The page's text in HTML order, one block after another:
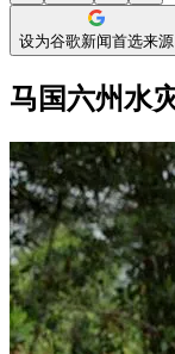
设为谷歌新闻首选来源
马国六州水